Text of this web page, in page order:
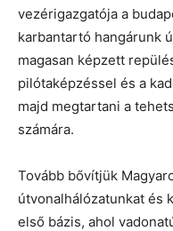
vezérigazgatója a
karbantartó hangárunk
magasan képzett
pilótaképzéssel és a
majd megtartani a
számára.
Tovább bővítjük
útvonalhálózatunkat és
első bázis, ahol